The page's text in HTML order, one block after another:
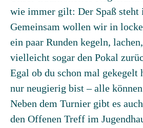
wie immer gilt: Der Spaß steht
Gemeinsam wollen wir in
ein paar Runden kegeln,
vielleicht sogar den Pokal
Egal ob du schon mal gekegelt
nur neugierig bist – alle
Neben dem Turnier gibt es
den Offenen Treff im